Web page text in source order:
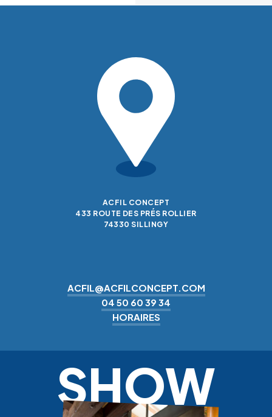
ACFIL CONCEPT
433 ROUTE DES PRÉS ROLLIER
74330 SILLINGY
ACFIL@ACFILCONCEPT.COM
04 50 60 39 34
HORAIRES
SHOW